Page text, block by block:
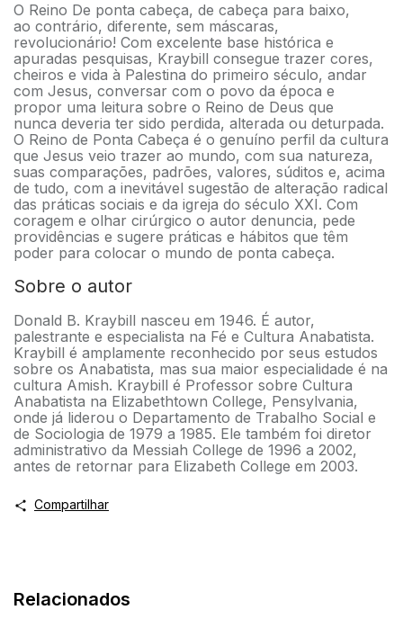
O Reino De ponta cabeça, de cabeça para baixo,
ao contrário, diferente, sem máscaras,
revolucionário! Com excelente base histórica e
apuradas pesquisas, Kraybill consegue trazer cores,
cheiros e vida à Palestina do primeiro século, andar
com Jesus, conversar com o povo da época e
propor uma leitura sobre o Reino de Deus que
nunca deveria ter sido perdida, alterada ou deturpada.
O Reino de Ponta Cabeça é o genuíno perfil da cultura
que Jesus veio trazer ao mundo, com sua natureza,
suas comparações, padrões, valores, súditos e, acima
de tudo, com a inevitável sugestão de alteração radical
das práticas sociais e da igreja do século XXI. Com
coragem e olhar cirúrgico o autor denuncia, pede
providências e sugere práticas e hábitos que têm
poder para colocar o mundo de ponta cabeça.
Sobre o autor
Donald B. Kraybill nasceu em 1946. É autor,
palestrante e especialista na Fé e Cultura Anabatista.
Kraybill é amplamente reconhecido por seus estudos
sobre os Anabatista, mas sua maior especialidade é na
cultura Amish. Kraybill é Professor sobre Cultura
Anabatista na Elizabethtown College, Pensylvania,
onde já liderou o Departamento de Trabalho Social e
de Sociologia de 1979 a 1985. Ele também foi diretor
administrativo da Messiah College de 1996 a 2002,
antes de retornar para Elizabeth College em 2003.
Compartilhar
Relacionados